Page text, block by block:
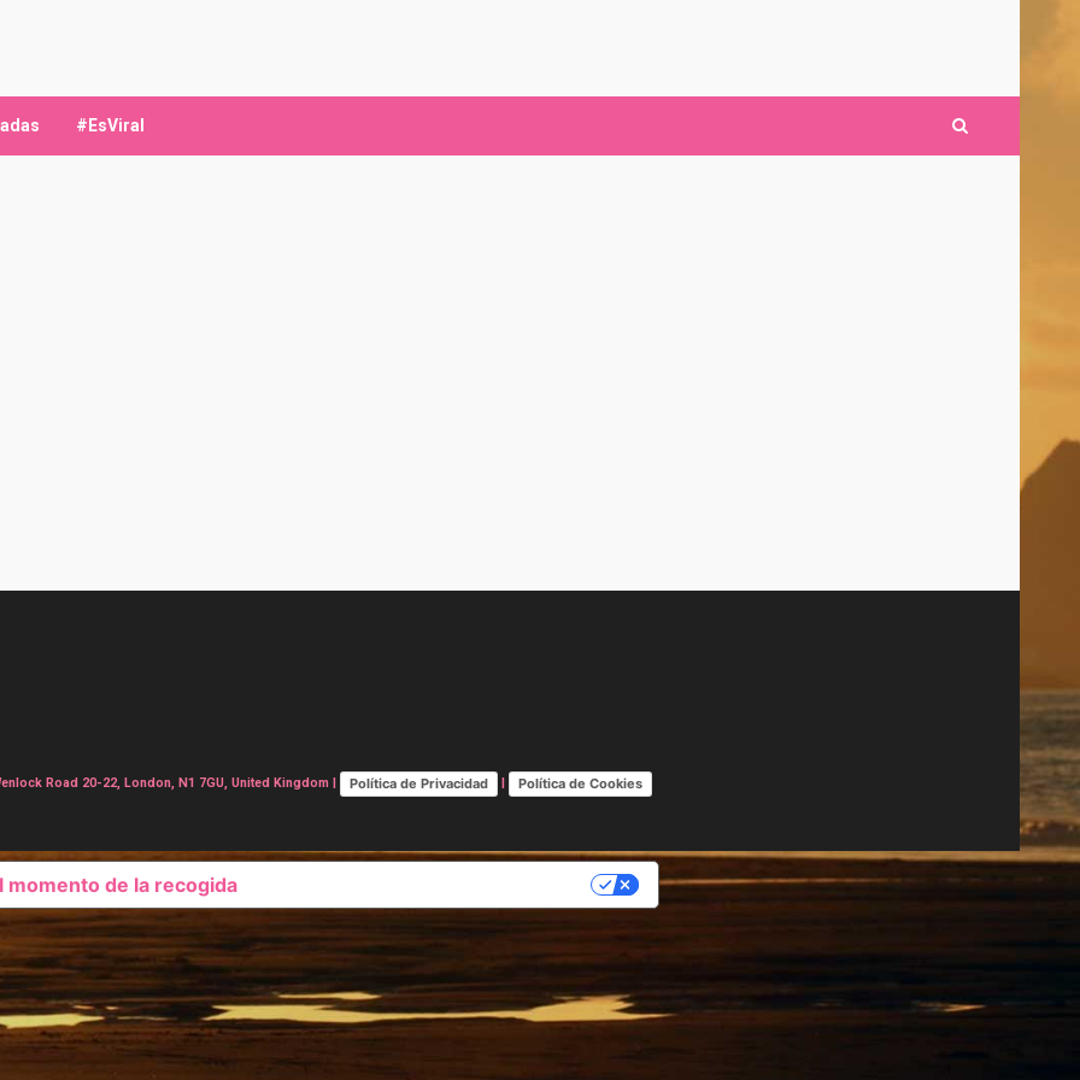
#EsViral
Road 20-22, London, N1 7GU, United Kingdom | Política de Privacidad | Política de Cookies
momento de la recogida